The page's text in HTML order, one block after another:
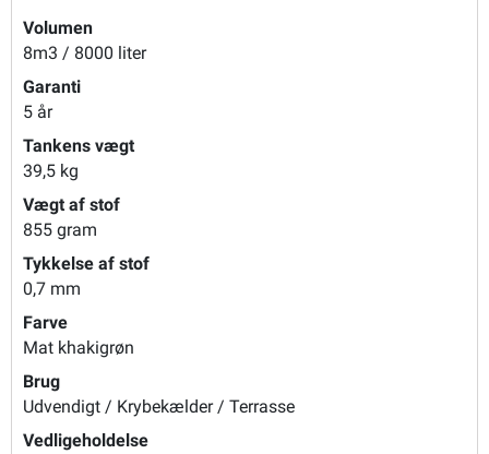
Volumen
8m3 / 8000 liter
Garanti
5 år
Tankens vægt
39,5 kg
Vægt af stof
855 gram
Tykkelse af stof
0,7 mm
Farve
Mat khakigrøn
Brug
Udvendigt / Krybekælder / Terrasse
Vedligeholdelse